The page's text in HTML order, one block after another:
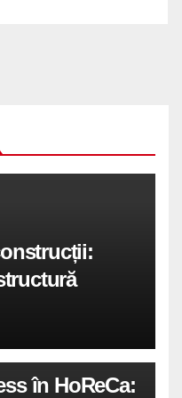
în HoReCa: